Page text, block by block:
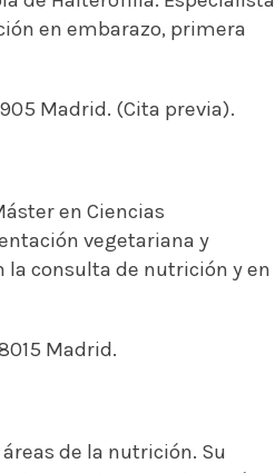
en embarazo, primera
Madrid. (Cita previa).
en Ciencias
vegetariana y
consulta de nutrición y en
Madrid.
de la nutrición. Su